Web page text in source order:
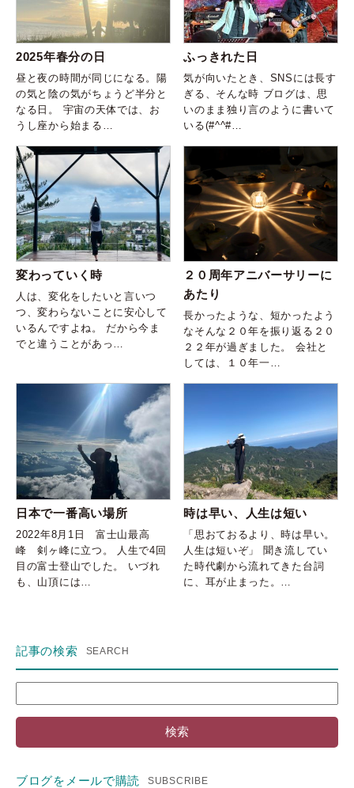
2025年春分の日
昼と夜の時間が同じになる。陽
の気と陰の気がちょうど半分と
なる日。 宇宙の天体では、お
うし座から始まる…
ふっきれた日
気が向いたとき、SNSには長す
ぎる、そんな時 ブログは、思
いのまま独り言のように書いて
いる(#^^#…
変わっていく時
人は、変化をしたいと言いつ
つ、変わらないことに安心して
いるんですよね。 だから今ま
でと違うことがあっ…
２０周年アニバーサリーに
あたり
長かったような、短かったよう
なそんな２０年を振り返る２０
２２年が過ぎました。 会社と
しては、１０年一…
日本で一番高い場所
2022年8月1日 富士山最高
峰 剣ヶ峰に立つ。 人生で4回
目の富士登山でした。 いづれ
も、山頂には…
時は早い、人生は短い
「思おておるより、時は早い。
人生は短いぞ」 聞き流してい
た時代劇から流れてきた台詞
に、耳が止まった。…
記事の検索
索:
ブログをメールで購読